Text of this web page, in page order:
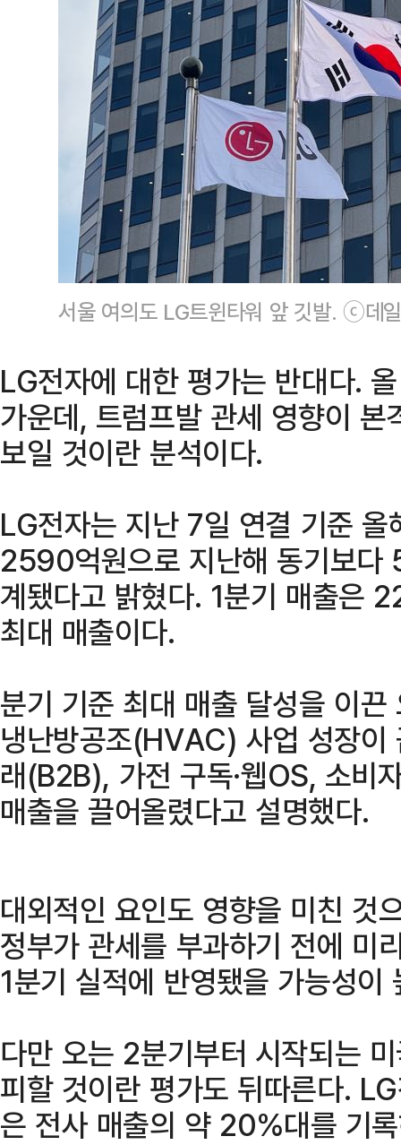
서울 여의도 LG트윈타워 앞 깃발. ⓒ데
LG전자에 대한 평가는 반대다.
가운데, 트럼프발 관세 영향이
보일 것이란 분석이다.
LG전자는 지난 7일 연결 기준 올
2590억원으로 지난해 동기보다
계됐다고 밝혔다. 1분기 매출은
최대 매출이다.
분기 기준 최대 매출 달성을 이
냉난방공조(HVAC) 사업 성장이
래(B2B), 가전 구독·웹OS, 소비
매출을 끌어올렸다고 설명했다.
대외적인 요인도 영향을 미친 것
정부가 관세를 부과하기 전에 미
1분기 실적에 반영됐을 가능성이
다만 오는 2분기부터 시작되는
피할 것이란 평가도 뒤따른다.
은 전사 매출의 약 20%대를 기